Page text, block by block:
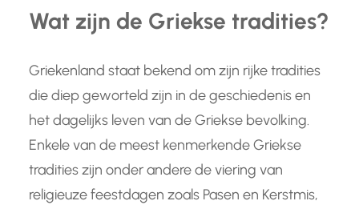
Wat zijn de Griekse tradities?
Griekenland staat bekend om zijn rijke tradities
die diep geworteld zijn in de geschiedenis en
het dagelijks leven van de Griekse bevolking.
Enkele van de meest kenmerkende Griekse
tradities zijn onder andere de viering van
religieuze feestdagen zoals Pasen en Kerstmis,